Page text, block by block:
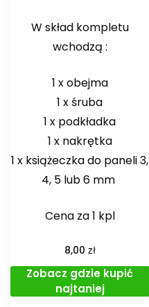
W skład kompletu
wchodzą :
1 x obejma
1 x śruba
1 x podkładka
1 x nakrętka
1 x książeczka do paneli 3,
4, 5 lub 6 mm
Cena za 1 kpl
8,00 zł
Zobacz gdzie kupić
najtaniej